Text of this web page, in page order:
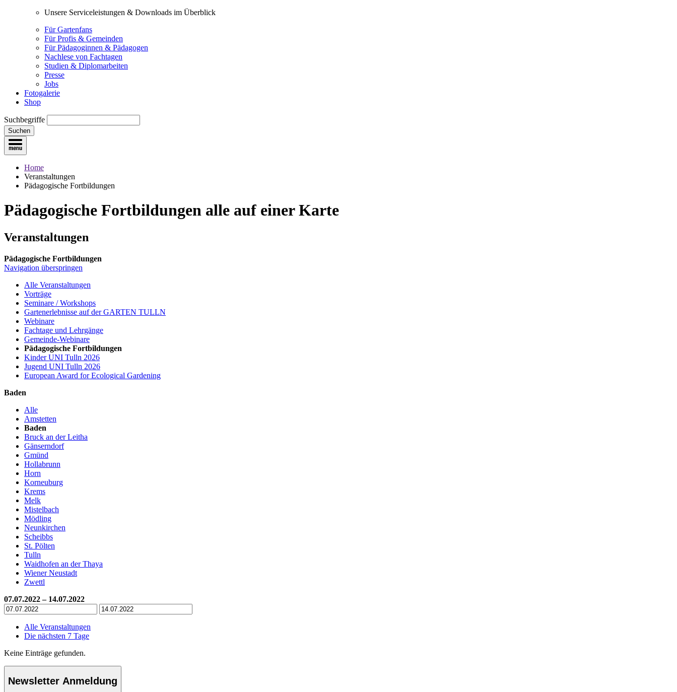
Unsere Serviceleistungen & Downloads im Überblick
Für Gartenfans
Für Profis & Gemeinden
Für Pädagoginnen & Pädagogen
Nachlese von Fachtagen
Studien & Diplomarbeiten
Presse
Jobs
Fotogalerie
Shop
Suchbegriffe
Suchen
Home
Veranstaltungen
Pädagogische Fortbildungen
Pädagogische Fortbildungen alle auf einer Karte
Veranstaltungen
Pädagogische Fortbildungen
Navigation überspringen
Alle Veranstaltungen
Vorträge
Seminare / Workshops
Gartenerlebnisse auf der GARTEN TULLN
Webinare
Fachtage und Lehrgänge
Gemeinde-Webinare
Pädagogische Fortbildungen
Kinder UNI Tulln 2026
Jugend UNI Tulln 2026
European Award for Ecological Gardening
Baden
Alle
Amstetten
Baden
Bruck an der Leitha
Gänserndorf
Gmünd
Hollabrunn
Horn
Korneuburg
Krems
Melk
Mistelbach
Mödling
Neunkirchen
Scheibbs
St. Pölten
Tulln
Waidhofen an der Thaya
Wiener Neustadt
Zwettl
07.07.2022 – 14.07.2022
Alle Veranstaltungen
Die nächsten 7 Tage
Keine Einträge gefunden.
Newsletter Anmeldung